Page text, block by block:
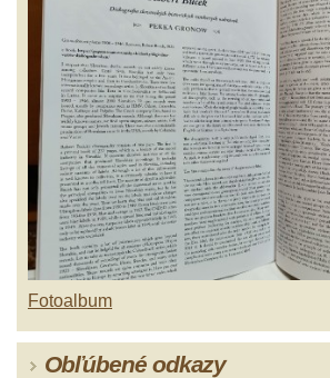
Fotoalbum
Obľúbené odkazy